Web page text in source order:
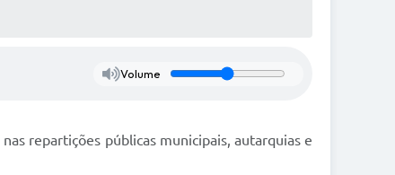
Volume
nas repartições públicas municipais, autarquias e